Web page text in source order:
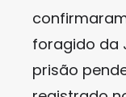
foragido da
prisão